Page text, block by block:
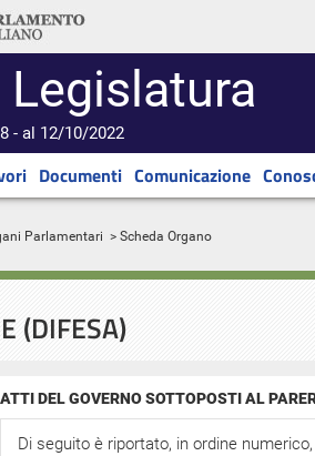
Legislatura
- al 12/10/2022
Documenti Comunicazione
Parlamentari > Scheda Organo
(DIFESA)
ATTI DEL GOVERNO SOTTOPOSTI AL
Di seguito è riportato, in ordine